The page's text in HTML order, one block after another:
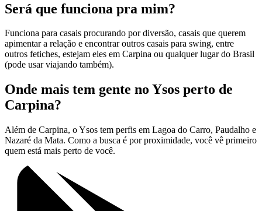
Será que funciona pra mim?
Funciona para casais procurando por diversão, casais que querem
apimentar a relação e encontrar outros casais para swing, entre
outros fetiches, estejam eles em Carpina ou qualquer lugar do Brasil
(pode usar viajando também).
Onde mais tem gente no Ysos perto de
Carpina?
Além de Carpina, o Ysos tem perfis em Lagoa do Carro, Paudalho e
Nazaré da Mata. Como a busca é por proximidade, você vê primeiro
quem está mais perto de você.